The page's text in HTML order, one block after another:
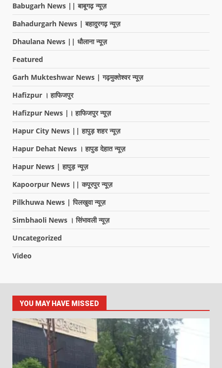
Babugarh News || बाबूगढ़ न्यूज़
Bahadurgarh News | बहादुरगढ़ न्यूज़
Dhaulana News || धौलाना न्यूज़
Featured
Garh Mukteshwar News | गढ़मुक्तेश्वर न्यूज़
Hafizpur । हाफिजपुर
Hafizpur News |। हाफिजपुर न्यूज़
Hapur City News || हापुड़ शहर न्यूज़
Hapur Dehat News । हापुड देहात न्यूज़
Hapur News | हापुड़ न्यूज़
Kapoorpur News || कपूरपुर न्यूज़
Pilkhuwa News | पिलखुवा न्यूज़
Simbhaoli News । सिंभावली न्यूज़
Uncategorized
Video
YOU MAY HAVE MISSED